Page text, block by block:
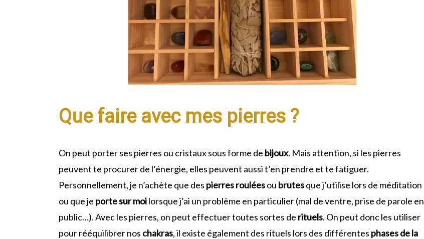
Que faire avec mes pierres ?
On peut porter ses pierres ou cristaux sous forme de bijoux. Mais attention, si les pierres
peuvent te procurer de l’énergie, elles peuvent aussi t’en prendre et te fatiguer.
Personnellement, je n’achète que des pierres rouléesou brutesque j’utilise lors de méditation
ou que je porte sur moilorsque j’ai un problème en particulier (mal de ventre, prise de parole en
public…). Avec les pierres, on peut effectuer toutes sortes de rituels. On peut donc les utiliser
pour rééquilibrer nos chakras, il existe également des rituels lors des différentes phases de la